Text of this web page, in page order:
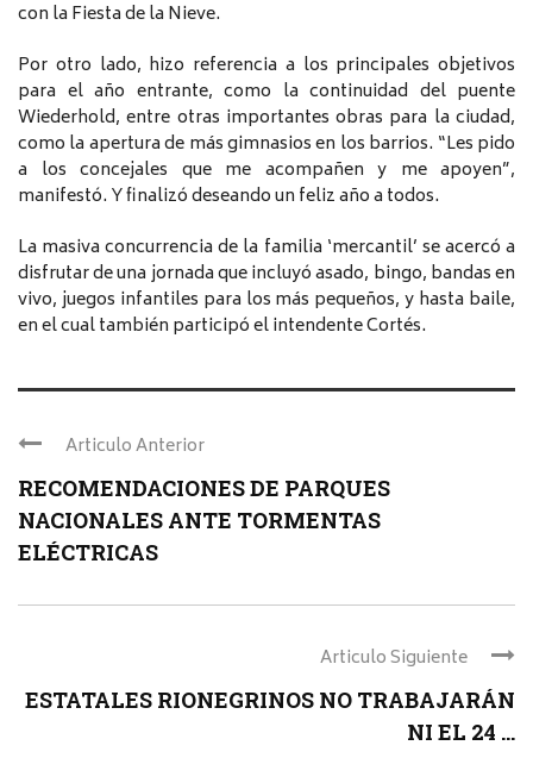
con la Fiesta de la Nieve.
Por otro lado, hizo referencia a los principales objetivos
para el año entrante, como la continuidad del puente
Wiederhold, entre otras importantes obras para la ciudad,
como la apertura de más gimnasios en los barrios. “Les pido
a los concejales que me acompañen y me apoyen”,
manifestó. Y finalizó deseando un feliz año a todos.
La masiva concurrencia de la familia ‘mercantil’ se acercó a
disfrutar de una jornada que incluyó asado, bingo, bandas en
vivo, juegos infantiles para los más pequeños, y hasta baile,
en el cual también participó el intendente Cortés.
Articulo Anterior
RECOMENDACIONES DE PARQUES
NACIONALES ANTE TORMENTAS
ELÉCTRICAS
Articulo Siguiente
ESTATALES RIONEGRINOS NO TRABAJARÁN
NI EL 24 ...